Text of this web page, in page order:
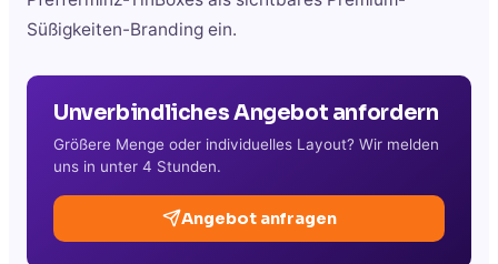
Süßigkeiten-Branding ein.
Unverbindliches Angebot anfordern
Größere Menge oder individuelles Layout? Wir melden
uns in unter 4 Stunden.
Angebot anfragen